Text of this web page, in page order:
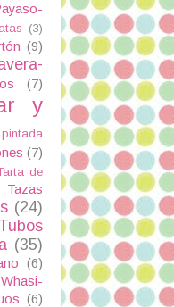
(3)
(9)
(7)
y
(7)
de
Tazas
(24)
Tubos
(35)
(6)
Whasi-
(6)